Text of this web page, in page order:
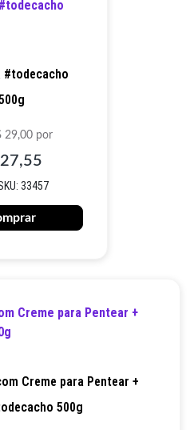
#todecacho
29,00 por
33457
Creme para Pentear +
500g